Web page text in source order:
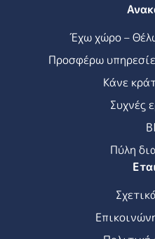
Έχω χώρο –
Προσφέρω
Κάνε
Συχνές
Πύλη